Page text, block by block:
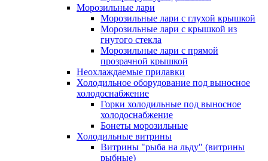
Морозильные лари
Морозильные лари с глухой крышкой
Морозильные лари с крышкой из
гнутого стекла
Морозильные лари с прямой
прозрачной крышкой
Неохлаждаемые прилавки
Холодильное оборудование под выносное
холодоснабжение
Горки холодильные под выносное
холодоснабжение
Бонеты морозильные
Холодильные витрины
Витрины "рыба на льду" (витрины
рыбные)